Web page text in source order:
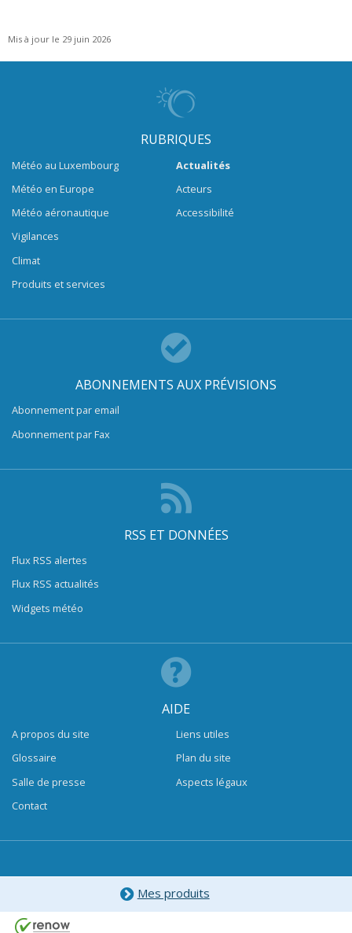
Mis à jour le 29 juin 2026
RUBRIQUES
Météo au Luxembourg
Météo en Europe
Météo aéronautique
Vigilances
Climat
Produits et services
Actualités
Acteurs
Accessibilité
ABONNEMENTS AUX PRÉVISIONS
Abonnement par email
Abonnement par Fax
RSS ET DONNÉES
Flux RSS alertes
Flux RSS actualités
Widgets météo
AIDE
A propos du site
Glossaire
Salle de presse
Contact
Liens utiles
Plan du site
Aspects légaux
Mes produits